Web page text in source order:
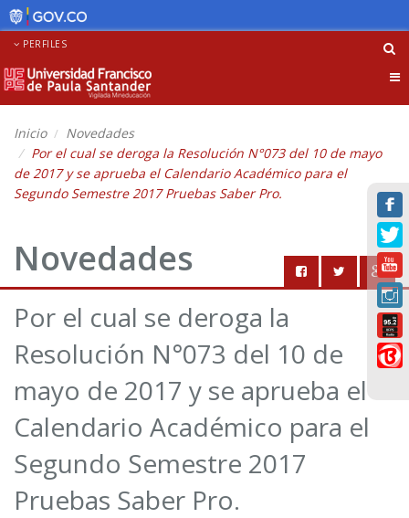
PERFILES
Inicio
Novedades
Por el cual se deroga la Resolución N°073 del 10 de mayo
de 2017 y se aprueba el Calendario Académico para el
Segundo Semestre 2017 Pruebas Saber Pro.
Novedades
Por el cual se deroga la
Resolución N°073 del 10 de
mayo de 2017 y se aprueba el
Calendario Académico para el
Segundo Semestre 2017
Pruebas Saber Pro.